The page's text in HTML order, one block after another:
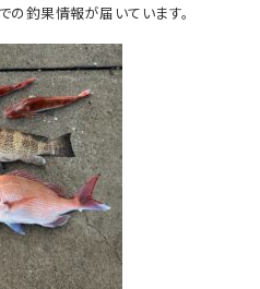
の釣果情報が届いています。